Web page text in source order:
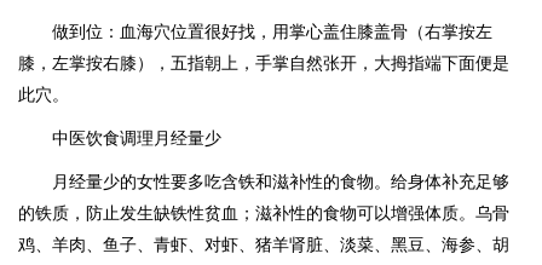
做到位：血海穴位置很好找，用掌心盖住膝盖骨（右掌按左
膝，左掌按右膝），五指朝上，手掌自然张开，大拇指端下面便是
此穴。
中医饮食调理月经量少
月经量少的女性要多吃含铁和滋补性的食物。给身体补充足够
的铁质，防止发生缺铁性贫血；滋补性的食物可以增强体质。乌骨
鸡、羊肉、鱼子、青虾、对虾、猪羊肾脏、淡菜、黑豆、海参、胡